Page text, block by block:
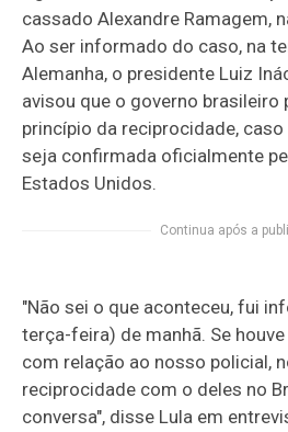
cassado Alexandre Ramagem,
Ao ser informado do caso, na
Alemanha, o presidente Luiz
avisou que o governo brasileiro
princípio da reciprocidade,
seja confirmada oficialmente
Estados Unidos.
Continua após a
"Não sei o que aconteceu, fui
terça-feira) de manhã. Se
com relação ao nosso policial,
reciprocidade com o deles no
conversa", disse Lula em